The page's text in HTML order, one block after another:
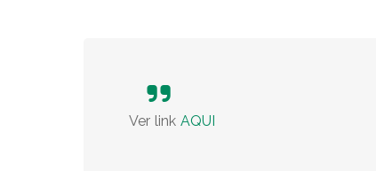
Ver link AQUI